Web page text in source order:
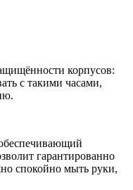
корпусов:
с такими часами,
гарантированно
спокойно мыть руки,